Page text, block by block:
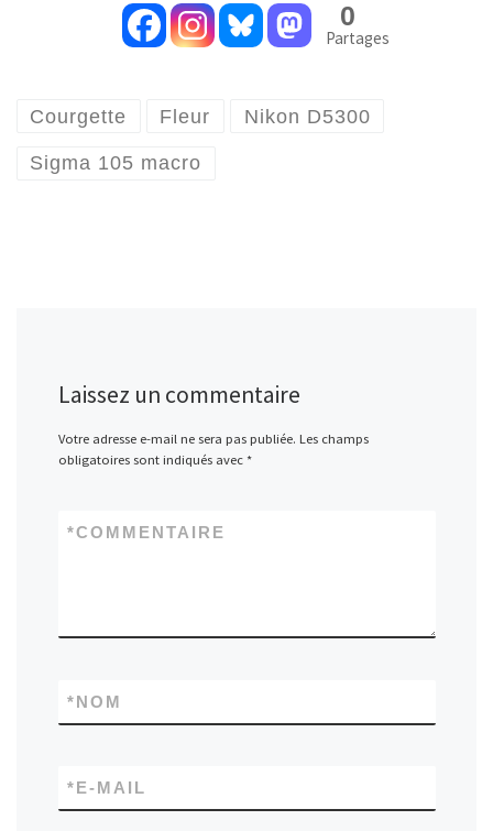
0
Partages
Courgette Fleur Nikon D5300
Sigma 105 macro
Laissez un commentaire
Votre adresse e-mail ne sera pas publiée. Les champs
obligatoires sont indiqués avec *
COMMENTAIRE
*
NOM
*
E-MAIL
*